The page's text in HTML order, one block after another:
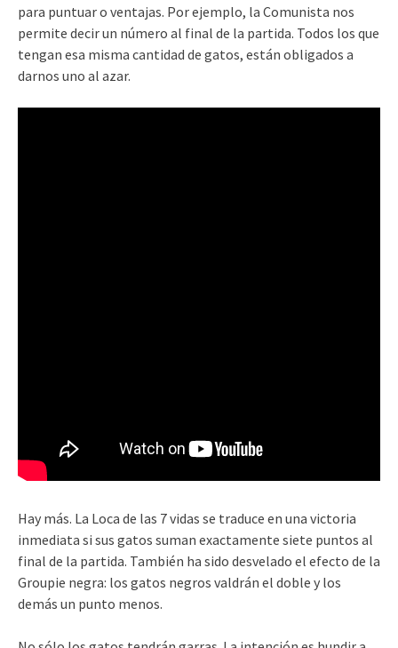
para puntuar o ventajas. Por ejemplo, la Comunista nos
permite decir un número al final de la partida. Todos los que
tengan esa misma cantidad de gatos, están obligados a
darnos uno al azar.
Hay más. La Loca de las 7 vidas se traduce en una victoria
inmediata si sus gatos suman exactamente siete puntos al
final de la partida. También ha sido desvelado el efecto de la
Groupie negra: los gatos negros valdrán el doble y los
demás un punto menos.